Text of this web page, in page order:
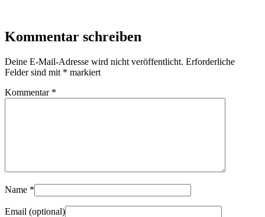
Kommentar schreiben
Deine E-Mail-Adresse wird nicht veröffentlicht. Erforderliche
Felder sind mit * markiert
Kommentar *
Name *
Email (optional)